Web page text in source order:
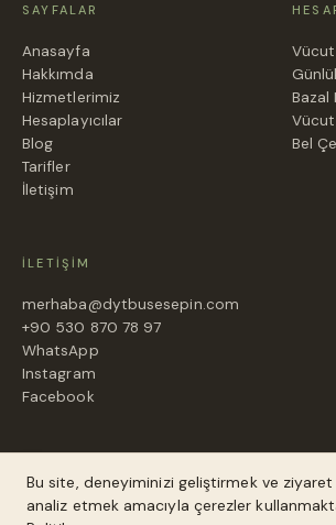
SAYFALAR
Anasayfa
Hakkımda
Hizmetlerimiz
Hesaplayıcılar
Blog
Tarifler
İletişim
Bazal
Vücut
Bel
İLETIŞIM
merhaba@dytbusesepin.com
+90 530 870 78 97
WhatsApp
Instagram
Facebook
© 2017–2026 Diyetisyen Buse Sepin. Tüm
Bu site, deneyiminizi geliştirmek ve
analiz etmek amacıyla çerezler
Bu site, deneyiminizi geliştirmek ve trafiği